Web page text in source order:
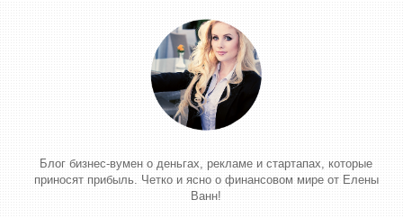
Блог бизнес-вумен о деньгах, рекламе и стартапах, которые
приносят прибыль. Четко и ясно о финансовом мире от Елены
Ванн!